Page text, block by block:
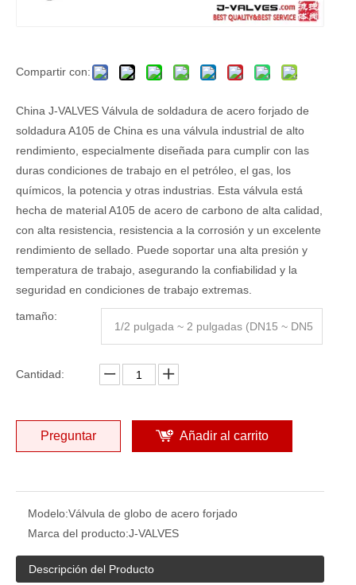
Compartir con:
China J-VALVES Válvula de soldadura de acero forjado de
soldadura A105 de China es una válvula industrial de alto
rendimiento, especialmente diseñada para cumplir con las
duras condiciones de trabajo en el petróleo, el gas, los
químicos, la potencia y otras industrias. Esta válvula está
hecha de material A105 de acero de carbono de alta calidad,
con alta resistencia, resistencia a la corrosión y un excelente
rendimiento de sellado. Puede soportar una alta presión y
temperatura de trabajo, asegurando la confiabilidad y la
seguridad en condiciones de trabajo extremas.
tamaño:
1/2 pulgada ~ 2 pulgadas (DN15 ~ DN5
Cantidad:
Preguntar Añadir al carrito
Modelo:Válvula de globo de acero forjado
Marca del producto:J-VALVES
Descripción del Producto